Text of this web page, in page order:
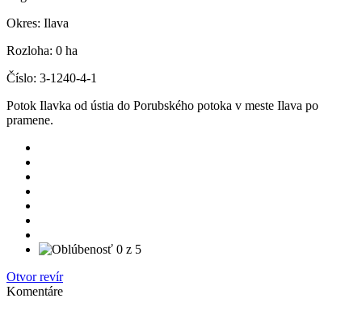
Okres: Ilava
Rozloha: 0 ha
Číslo: 3-1240-4-1
Potok Ilavka od ústia do Porubského potoka v meste Ilava po
pramene.
Otvor revír
Komentáre